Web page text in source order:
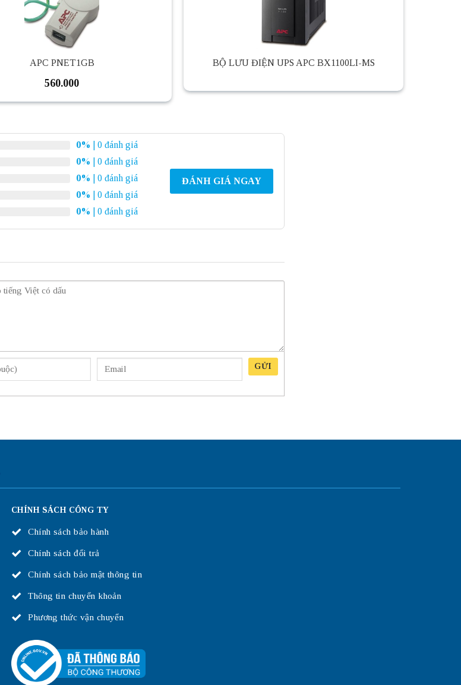
APC PNET1GB
560.000
BỘ LƯU ĐIỆN UPS APC BX1100LI-MS
0%
| 0 đánh giá
0%
| 0 đánh giá
0%
| 0 đánh giá
0%
| 0 đánh giá
0% | 0 đánh giá
ĐÁNH GIÁ NGAY
GỬI
CHÍNH SÁCH CÔNG TY
Chính sách bảo hành
Chính sách đổi trả
Chính sách bảo mật thông tin
Thông tin chuyển khoản
Phương thức vận chuyển